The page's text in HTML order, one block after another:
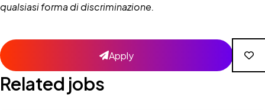
qualsiasi forma di discriminazione.
Apply
Related jobs